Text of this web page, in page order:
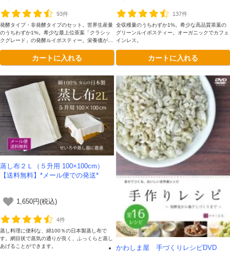
93件
発酵タイプ・非発酵タイプのセット。世界生産量
のうちわずか1%。希少な最上位茶葉「クラシッ
クグレード」の発酵ルイボスティー。栄養価が高
スティーのセットです。カートに入れる
137件
全収穫量のうちわずか1%。希少な高品質茶葉の
グリーンルイボスティー。オーガニックでカフェ
インレス。
カートに入れる
蒸し布２Ｌ（５升用 100×100cm）
【送料無料】*メール便での発送*
1,650円(税込)
4件
蒸し料理に便利な、綿100％の日本製蒸し布で
す。網目状で蒸気の通りが良く、ふっくらと蒸し
あげることができます。
かわしま屋 手づくりレシピDVD